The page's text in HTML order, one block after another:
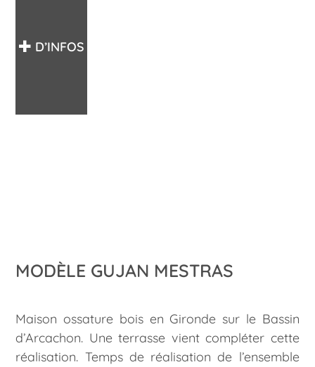
D’INFOS
MODÈLE GUJAN MESTRAS
Maison ossature bois en Gironde sur le Bassin
d’Arcachon. Une terrasse vient compléter cette
réalisation. Temps de réalisation de l’ensemble